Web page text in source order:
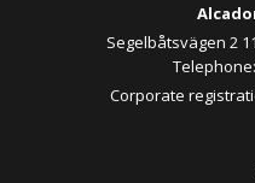
Segelbåtsvägen 2
Corporate